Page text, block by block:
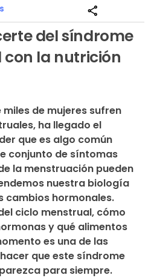
share
del síndrome
la nutrición
miles de mujeres sufren
ha llegado el
que es algo común
conjunto de síntomas
la menstruación pueden
nuestra biología
cambios hormonales.
ciclo menstrual, cómo
y qué alimentos
es una de las
que este síndrome
para siempre.